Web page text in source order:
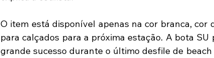
O item está disponível apenas na cor branca, cor
para calçados para a próxima estação. A bota
grande sucesso durante o último desfile de